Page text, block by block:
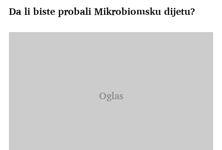
Da li biste probali Mikrobiomsku dijetu?